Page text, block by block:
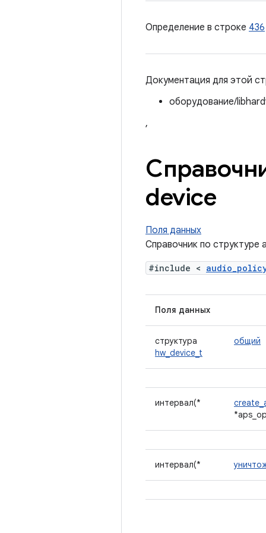
Определение в строке 436
Документация для этой
оборудование/
,
device
Поля данных
Справочник по структуре
#include <
Поля данных
структура
hw_device_t
общий
интервал(*
интервал(*